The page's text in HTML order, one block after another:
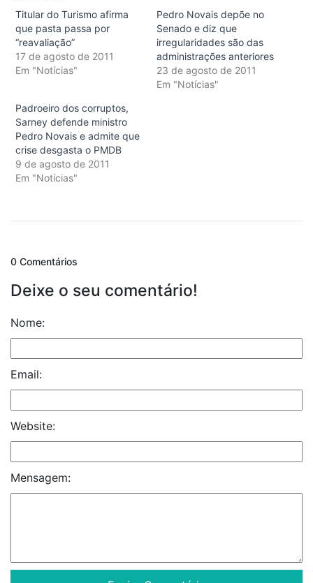
Titular do Turismo afirma
que pasta passa por
“reavaliação”
17 de agosto de 2011
Em "Notícias"
Pedro Novais depõe no
Senado e diz que
irregularidades são das
administrações anteriores
23 de agosto de 2011
Em "Notícias"
Padroeiro dos corruptos,
Sarney defende ministro
Pedro Novais e admite que
crise desgasta o PMDB
9 de agosto de 2011
Em "Notícias"
0 Comentários
Deixe o seu comentário!
Nome:
Email:
Website:
Mensagem: